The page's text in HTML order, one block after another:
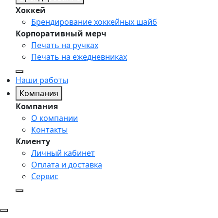
Хоккей
Брендирование хоккейных шайб
Корпоративный мерч
Печать на ручках
Печать на ежедневниках
Наши работы
Компания
Компания
О компании
Контакты
Клиенту
Личный кабинет
Оплата и доставка
Сервис